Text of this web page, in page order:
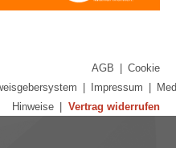
AGB
Cookie
Impressum
Hinweise
Vertrag widerrufen